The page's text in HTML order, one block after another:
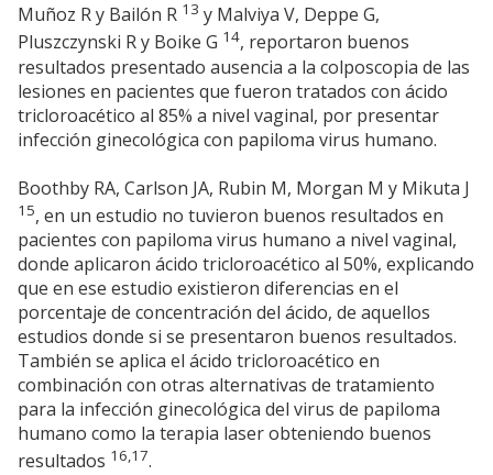
Muñoz R y Bailón R 13 y Malviya V, Deppe G,
Pluszczynski R y Boike G 14, reportaron buenos
resultados presentado ausencia a la colposcopia de las
lesiones en pacientes que fueron tratados con ácido
tricloroacético al 85% a nivel vaginal, por presentar
infección ginecológica con papiloma virus humano.
Boothby RA, Carlson JA, Rubin M, Morgan M y Mikuta J
15, en un estudio no tuvieron buenos resultados en
pacientes con papiloma virus humano a nivel vaginal,
donde aplicaron ácido tricloroacético al 50%, explicando
que en ese estudio existieron diferencias en el
porcentaje de concentración del ácido, de aquellos
estudios donde si se presentaron buenos resultados.
También se aplica el ácido tricloroacético en
combinación con otras alternativas de tratamiento
para la infección ginecológica del virus de papiloma
humano como la terapia laser obteniendo buenos
resultados 16,17.